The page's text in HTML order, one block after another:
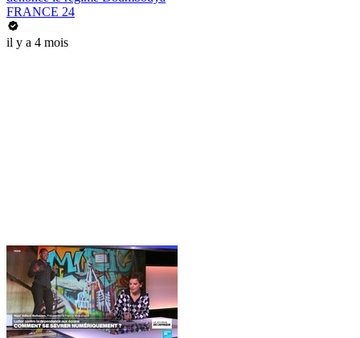
FRANCE 24
il y a 4 mois